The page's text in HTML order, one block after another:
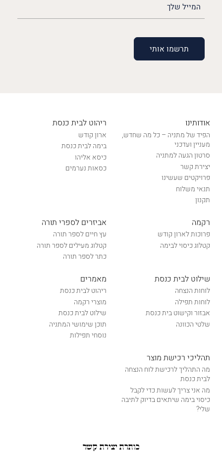
(חובה)
אודותינו
הפיד של מתניה – כל מה שחדש,
מעניין ועדכני
סרטון הגעה למתניה
יצירת קשר
פרויקטים שעשינו
תנאי משלוח
תקנון
ריהוט לבית כנסת
ארון קודש
בימה לבית כנסת
כיסא אליהו
כסאות נערמים
רקמה
פרוכות לארון קודש
קטלוג כיסוי לבימה
אביזרים לספרי תורה
עץ חיים לספר תורה
קטלוג מעילים לספר תורה
כתר לספר תורה
שילוט לבית כנסת
לוחות הנצחה
לוחות תפילה
אבזור וקישוט בית כנסת
שלטי הכוונה
מאמרים
ריהוט לבית כנסת
מוצרי רקמה
שילוט לבית כנסת
תוכן שימושי המתניה
נוסחי תפילות
תהליכי רכישת מוצר
מה התהליך לרכישת לוח הנצחה
לבית כנסת
מה אני צריך לעשות כדי לקבל
כיסוי בימה שיתאים בדיוק לתיבה
שלי?
כותרת יצירת קשר